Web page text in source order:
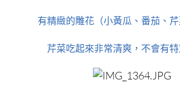
有精緻的雕花（小黃瓜、番茄、芹
芹菜吃起來非常清爽，不會有